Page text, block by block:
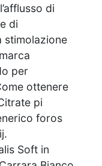
di
di
stimolazione
per
ottenere
pi
foros
Soft in